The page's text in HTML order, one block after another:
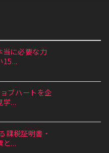
当に必要な力
15...
ブハートを企
学...
課税証明書・
と...